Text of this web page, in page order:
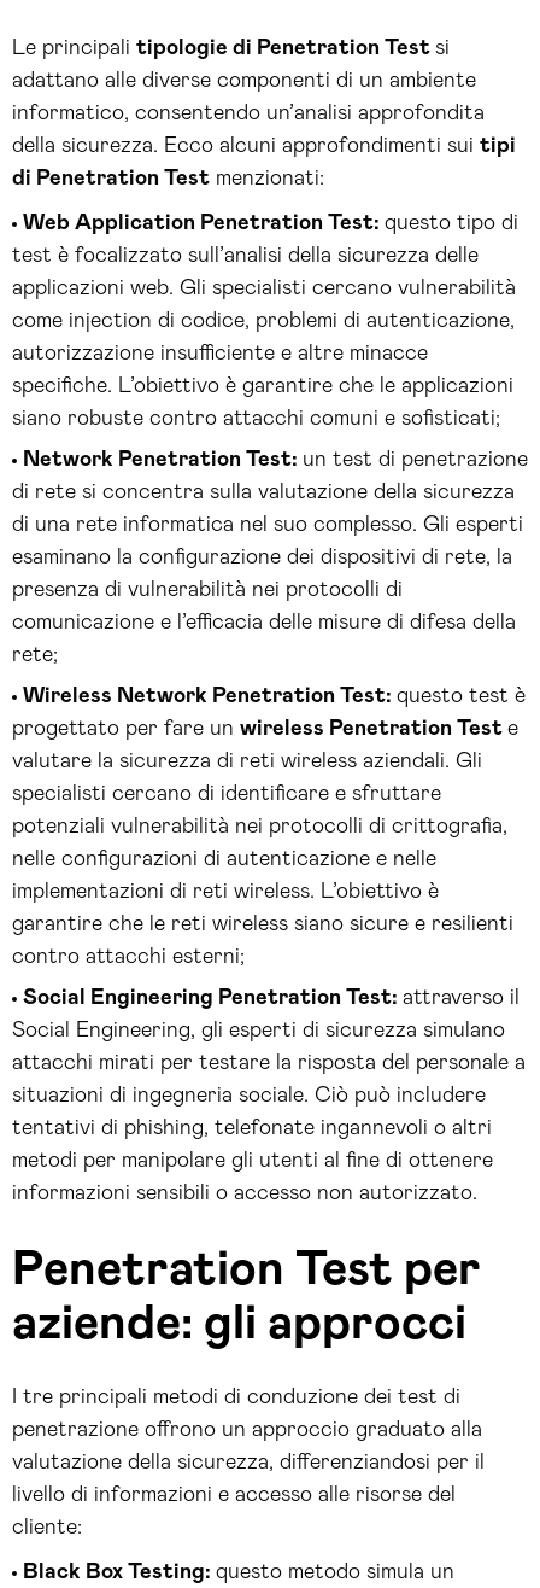
Le principali tipologie di Penetration Test si
adattano alle diverse componenti di un ambiente
informatico, consentendo un’analisi approfondita
della sicurezza. Ecco alcuni approfondimenti sui tipi
di Penetration Test menzionati:
Web Application Penetration Test: questo tipo di
test è focalizzato sull’analisi della sicurezza delle
applicazioni web. Gli specialisti cercano vulnerabilità
come injection di codice, problemi di autenticazione,
autorizzazione insufficiente e altre minacce
specifiche. L’obiettivo è garantire che le applicazioni
siano robuste contro attacchi comuni e sofisticati;
Network Penetration Test: un test di penetrazione
di rete si concentra sulla valutazione della sicurezza
di una rete informatica nel suo complesso. Gli esperti
esaminano la configurazione dei dispositivi di rete, la
presenza di vulnerabilità nei protocolli di
comunicazione e l’efficacia delle misure di difesa della
rete;
Wireless Network Penetration Test: questo test è
progettato per fare un wireless Penetration Test e
valutare la sicurezza di reti wireless aziendali. Gli
specialisti cercano di identificare e sfruttare
potenziali vulnerabilità nei protocolli di crittografia,
nelle configurazioni di autenticazione e nelle
implementazioni di reti wireless. L’obiettivo è
garantire che le reti wireless siano sicure e resilienti
contro attacchi esterni;
Social Engineering Penetration Test: attraverso il
Social Engineering, gli esperti di sicurezza simulano
attacchi mirati per testare la risposta del personale a
situazioni di ingegneria sociale. Ciò può includere
tentativi di phishing, telefonate ingannevoli o altri
metodi per manipolare gli utenti al fine di ottenere
informazioni sensibili o accesso non autorizzato.
Penetration Test per
aziende: gli approcci
I tre principali metodi di conduzione dei test di
penetrazione offrono un approccio graduato alla
valutazione della sicurezza, differenziandosi per il
livello di informazioni e accesso alle risorse del
cliente:
Black Box Testing: questo metodo simula un